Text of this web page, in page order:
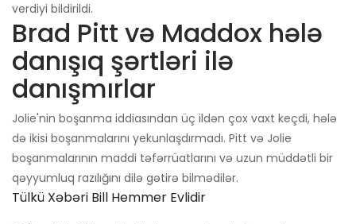
verdiyi bildirildi.
Brad Pitt və Maddox hələ
danışıq şərtləri ilə
danışmırlar
Jolie'nin boşanma iddiasından üç ildən çox vaxt keçdi, hələ
də ikisi boşanmalarını yekunlaşdırmadı. Pitt və Jolie
boşanmalarının maddi təfərrüatlarını və uzun müddətli bir
qəyyumluq razılığını dilə gətirə bilmədilər.
Tülkü Xəbəri Bill Hemmer Evlidir